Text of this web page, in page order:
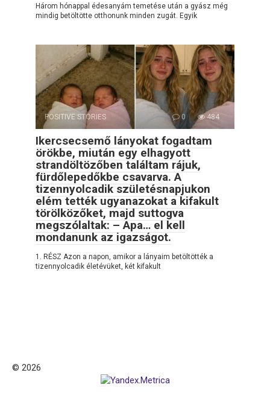
Három hónappal édesanyám temetése után a gyász még
mindig betöltötte otthonunk minden zugát. Egyik
POSITIVE STORIES 0 484
Ikercsecsemő lányokat fogadtam
örökbe, miután egy elhagyott
strandöltözőben találtam rájuk,
fürdőlepedőkbe csavarva. A
tizennyolcadik születésnapjukon
elém tették ugyanazokat a kifakult
törölközőket, majd suttogva
megszólaltak: – Apa… el kell
mondanunk az igazságot.
1. RÉSZ Azon a napon, amikor a lányaim betöltötték a
tizennyolcadik életévüket, két kifakult
© 2026